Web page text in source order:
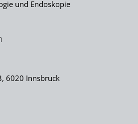
und Endoskopie
6020 Innsbruck